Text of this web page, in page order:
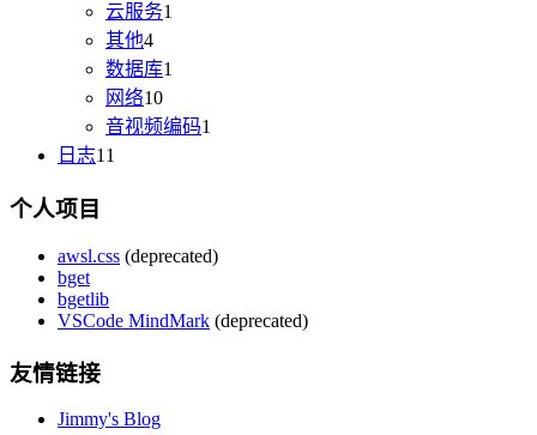
云服务1
其他4
数据库1
网络10
音视频编码1
日志11
个人项目
awsl.css (deprecated)
bget
bgetlib
VSCode MindMark (deprecated)
友情链接
Jimmy's Blog